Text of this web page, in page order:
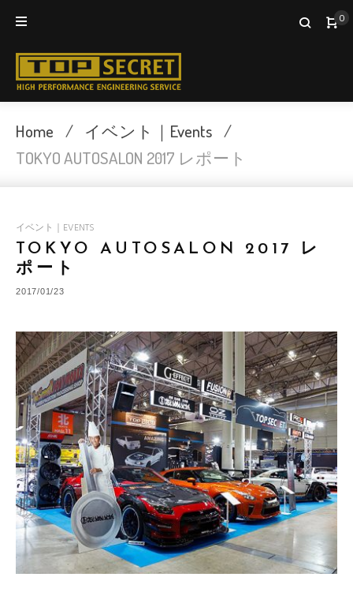
0
Home / イベント｜Events /
TOKYO AUTOSALON 2017 レポート
イベント｜EVENTS
TOKYO AUTOSALON 2017 レ
ポート
2017/01/23